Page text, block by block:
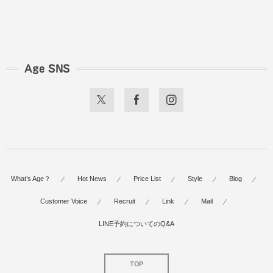
Age SNS
What’s Age？ Hot News Price List Style Blog
Customer Voice Recruit Link Mail
LINE予約についてのQ&A
TOP